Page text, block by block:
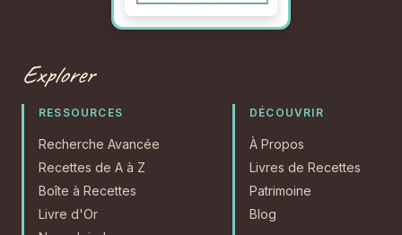
Explorer
RESSOURCES
Recherche Avancée
Recettes de A à Z
Boîte à Recettes
Livre d'Or
DÉCOUVRIR
À Propos
Livres de Recettes
Patrimoine
Blog